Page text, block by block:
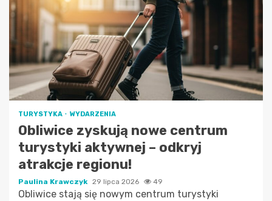
TURYSTYKA WYDARZENIA
Obliwice zyskują nowe centrum
turystyki aktywnej – odkryj
atrakcje regionu!
Paulina Krawczyk 29 lipca 2026 49
Obliwice stają się nowym centrum turystyki